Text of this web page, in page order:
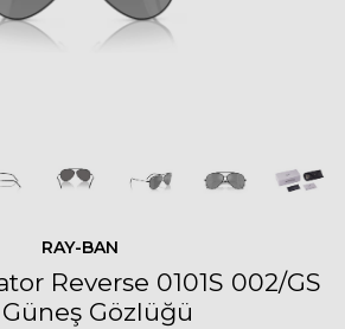
RAY-BAN
Reverse 0101S 002/GS
Gözlüğü